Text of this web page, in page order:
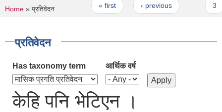
Pages
« first ‹ previous
You are here
Home » प्रतिवेदन
प्रतिवेदन
Has taxonomy term आर्थिक वर्ष
केहि पनि भेटिएन ।